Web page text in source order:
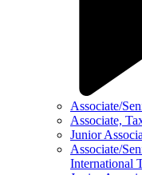
Associate/
Associate,
Junior
Associate/
International